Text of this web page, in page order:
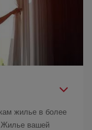
жилье в более
Жилье вашей